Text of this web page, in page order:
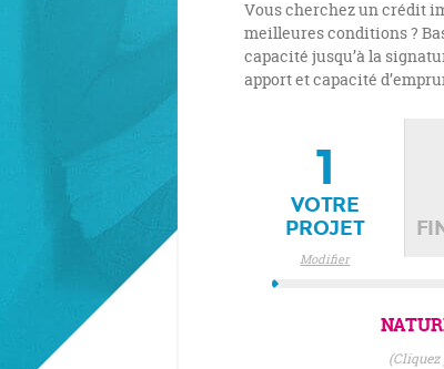
Vous cherchez un crédit
meilleures conditions ?
capacité jusqu’à la
apport et capacité
1
VOTRE
PROJET
Modifier